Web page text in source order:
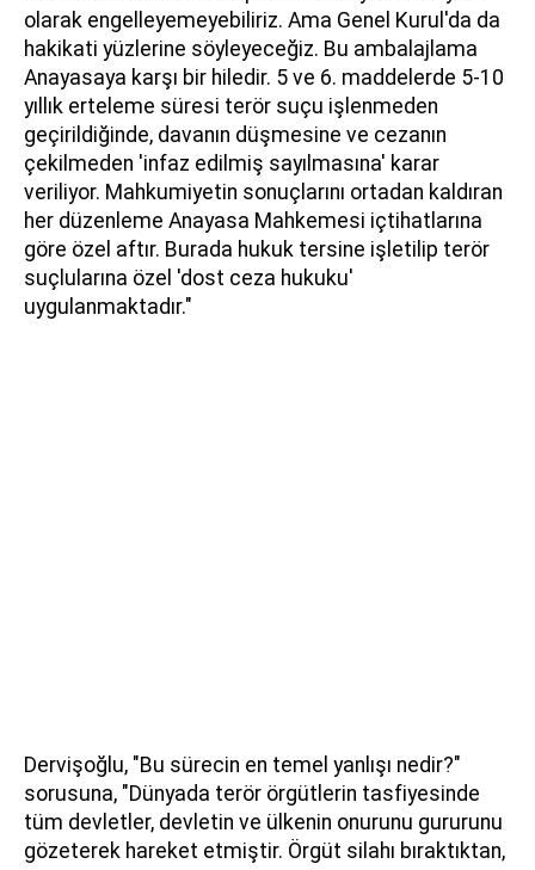
olarak engelleyemeyebiliriz. Ama Genel Kurul'da da
hakikati yüzlerine söyleyeceğiz. Bu ambalajlama
Anayasaya karşı bir hiledir. 5 ve 6. maddelerde 5-10
yıllık erteleme süresi terör suçu işlenmeden
geçirildiğinde, davanın düşmesine ve cezanın
çekilmeden 'infaz edilmiş sayılmasına' karar
veriliyor. Mahkumiyetin sonuçlarını ortadan kaldıran
her düzenleme Anayasa Mahkemesi içtihatlarına
göre özel aftır. Burada hukuk tersine işletilip terör
suçlularına özel 'dost ceza hukuku'
uygulanmaktadır."
Dervişoğlu, "Bu sürecin en temel yanlışı nedir?"
sorusuna, "Dünyada terör örgütlerin tasfiyesinde
tüm devletler, devletin ve ülkenin onurunu gururunu
gözeterek hareket etmiştir. Örgüt silahı bıraktıktan,